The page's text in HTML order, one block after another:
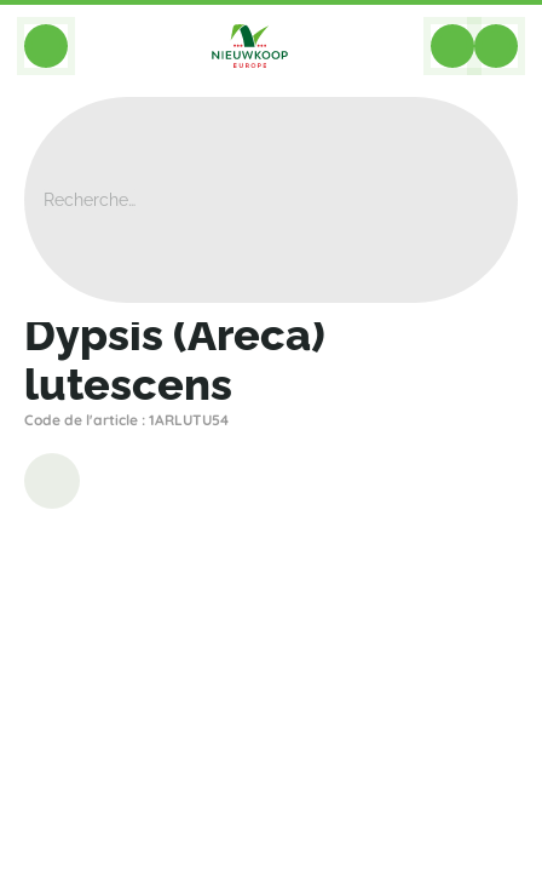
BACK
Dypsis (Areca)
lutescens
Code de l'article : 1ARLUTU54